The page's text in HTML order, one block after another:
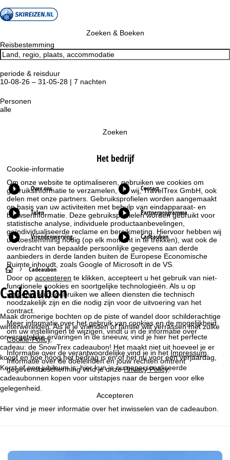
Cookie-informatie
Om onze website te optimaliseren, gebruiken we cookies om
gebruiksinformatie te verzamelen, die wij, TravelTrex GmbH, ook
delen met onze partners. Gebruiksprofielen worden aangemaakt
op basis van uw activiteiten met behulp van eindapparaat- en
browserinformatie. Deze gebruiksprofielen worden gebruikt voor
statistische analyse, individuele productaanbevelingen,
geïndividualiseerde reclame en bereikmeting. Hiervoor hebben wij
uw toestemming nodig (op elk moment in te trekken), wat ook de
overdracht van bepaalde persoonlijke gegevens aan derde
aanbieders in derde landen buiten de Europese Economische
Ruimte inhoudt, zoals Google of Microsoft in de VS.
Door opaccepteren te klikken, accepteert u het gebruik van niet-
functionele cookies en soortgelijke technologieën. Als u op
weigeren klikt, gebruiken we alleen diensten die technisch
noodzakelijk zijn en die nodig zijn voor de uitvoering van het
contract.
Meer informatie over het gebruik van cookies en de mogelijkheid
om uw instellingen te wijzigen, vindt u in de informatie over
Cookie-Policy.
Informatie over de verantwoordelijke vind je in het Impressum.
Informatie over de doeleinden en jouw rechten omtrent
gegevensbescherming vind je onzePrivacy Policy.
Accepteren
Zoeken & Boeken
Reisbestemming
periode & reisduur
10-08-26 – 31-05-28 | 7 nachten
Personen
alle
Zoeken
Het bedrijf
Over ons Contact
Talen Partnerprogramma
Vriendenwerving Cadeaubon
S
t
a
r
t
p
a
Cadeaubon
Cadeaubon
Maak dromerige bochten op de piste of wandel door schilderachtige
winterwerelden. Als je je vrienden of familie wilt verrassen met zulke
onvergetelijke ervaringen in de sneeuw, vind je hier het perfecte
cadeau: de SnowTrex cadeaubon! Het maakt niet uit hoeveel je er
koopt en hoe hoog het bedrag is en of het nu voor een verjaardag,
Kerst of een jubileum is: hier kun je nu gepersonaliseerde
cadeaubonnen kopen voor uitstapjes naar de bergen voor elke
gelegenheid.
Hier vind je meer informatie over het inwisselen van de cadeaubon